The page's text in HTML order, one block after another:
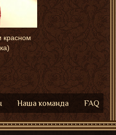
красном
Наша команда FAQ